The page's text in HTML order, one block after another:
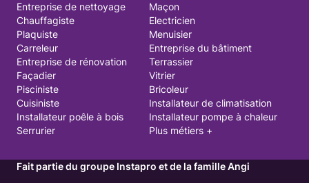
Entreprise de nettoyage
Maçon
Chauffagiste
Electricien
Plaquiste
Menuisier
Carreleur
Entreprise du bâtiment
Entreprise de rénovation
Terrassier
Façadier
Vitrier
Pisciniste
Bricoleur
Cuisiniste
Installateur de climatisation
Installateur poêle à bois
Installateur pompe à chaleur
Serrurier
Plus métiers +
Fait partie du groupe Instapro et de la famille Angi